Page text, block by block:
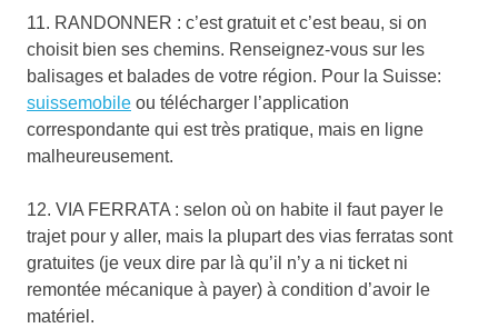
11. RANDONNER : c’est gratuit et c’est beau, si on
choisit bien ses chemins. Renseignez-vous sur les
balisages et balades de votre région. Pour la Suisse:
suissemobile ou télécharger l’application
correspondante qui est très pratique, mais en ligne
malheureusement.
12. VIA FERRATA : selon où on habite il faut payer le
trajet pour y aller, mais la plupart des vias ferratas sont
gratuites (je veux dire par là qu’il n’y a ni ticket ni
remontée mécanique à payer) à condition d’avoir le
matériel.